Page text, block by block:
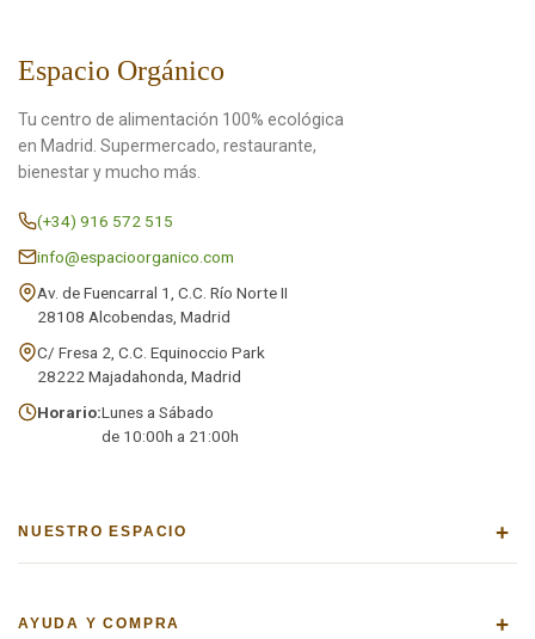
Espacio Orgánico
Tu centro de alimentación 100% ecológica
en Madrid. Supermercado, restaurante,
bienestar y mucho más.
(+34) 916 572 515
info@espacioorganico.com
Av. de Fuencarral 1, C.C. Río Norte II
28108 Alcobendas, Madrid
C/ Fresa 2, C.C. Equinoccio Park
28222 Majadahonda, Madrid
Horario:Lunes a Sábado
de 10:00h a 21:00h
NUESTRO ESPACIO +
AYUDA Y COMPRA +